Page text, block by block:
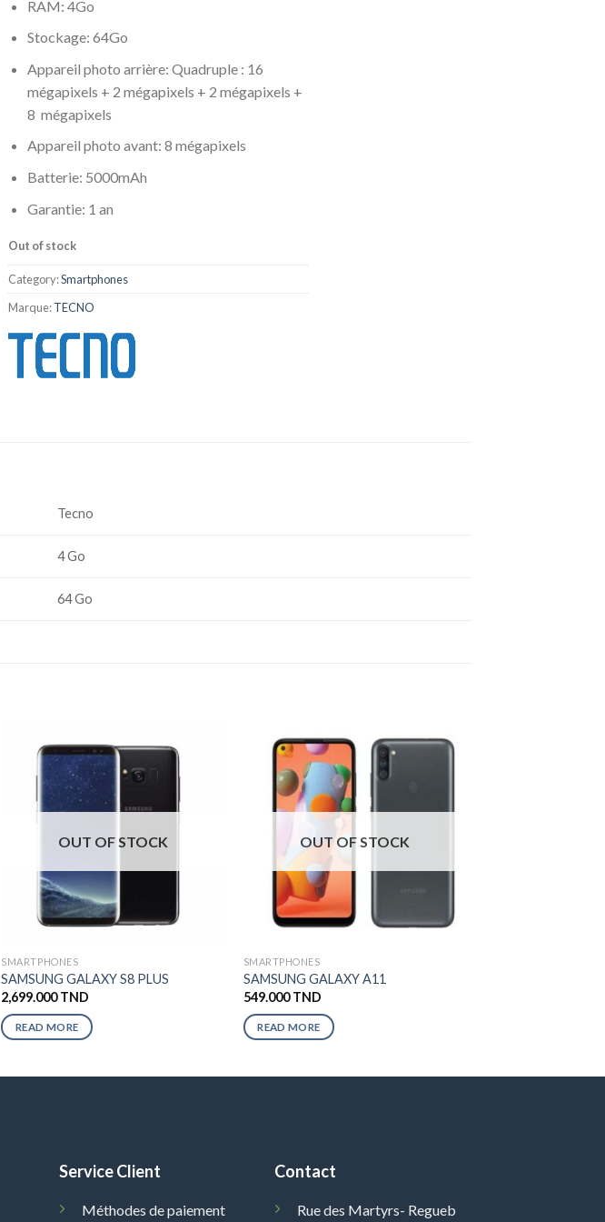
RAM: 4Go
Stockage: 64Go
Appareil photo arrière: Quadruple : 16
mégapixels + 2 mégapixels + 2 mégapixels +
8 mégapixels
Appareil photo avant: 8 mégapixels
Batterie: 5000mAh
Garantie: 1 an
Out of stock
Category:Smartphones
Marque:TECNO
Tecno
4 Go
64 Go
OUT OF STOCK
SMARTPHONES
SAMSUNG GALAXY S8 PLUS
2,699.000TND
READ MORE
OUT OF STOCK
SMARTPHONES
SAMSUNG GALAXY A11
549.000TND
READ MORE
Service Client
Méthodes de paiement
Contact
Rue des Martyrs- Regueb